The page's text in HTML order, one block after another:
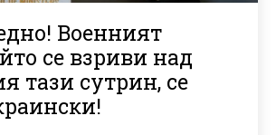
Военният
се взриви над
тази сутрин, се